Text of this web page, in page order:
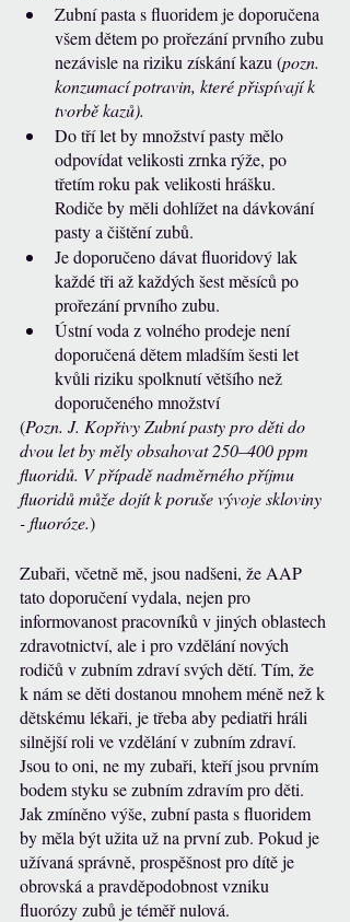
Zubní pasta s fluoridem je doporučena
všem dětem po prořezání prvního zubu
nezávisle na riziku získání kazu (pozn.
konzumací potravin, které přispívají k
tvorbě kazů).
Do tří let by množství pasty mělo
odpovídat velikosti zrnka rýže, po
třetím roku pak velikosti hrášku.
Rodiče by měli dohlížet na dávkování
pasty a čištění zubů.
Je doporučeno dávat fluoridový lak
každé tři až každých šest měsíců po
prořezání prvního zubu.
Ústní voda z volného prodeje není
doporučená dětem mladším šesti let
kvůli riziku spolknutí většího než
doporučeného množství
(Pozn. J. Kopřivy Zubní pasty pro děti do
dvou let by měly obsahovat 250–400 ppm
fluoridů. V případě nadměrného příjmu
fluoridů může dojít k poruše vývoje skloviny
- fluoróze.)
Zubaři, včetně mě, jsou nadšeni, že AAP
tato doporučení vydala, nejen pro
informovanost pracovníků v jiných oblastech
zdravotnictví, ale i pro vzdělání nových
rodičů v zubním zdraví svých dětí. Tím, že
k nám se děti dostanou mnohem méně než k
dětskému lékaři, je třeba aby pediatři hráli
silnější roli ve vzdělání v zubním zdraví.
Jsou to oni, ne my zubaři, kteří jsou prvním
bodem styku se zubním zdravím pro děti.
Jak zmíněno výše, zubní pasta s fluoridem
by měla být užita už na první zub. Pokud je
užívaná správně, prospěšnost pro dítě je
obrovská a pravděpodobnost vzniku
fluorózy zubů je téměř nulová.